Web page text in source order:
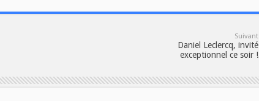
Suivant
Daniel Leclercq, invité
exceptionnel ce soir !